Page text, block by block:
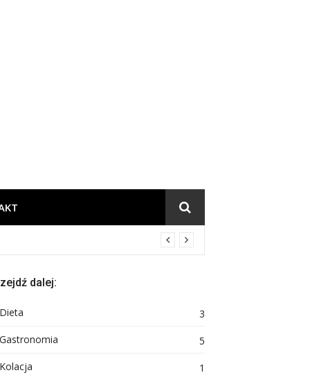
dalej:
Dieta
3
Gastronomia
5
Kolacja
1